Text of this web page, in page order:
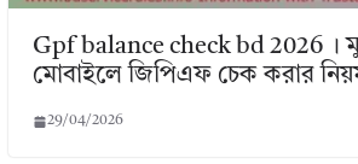
Gpf balance check bd 2026 ।
মোবাইলে জিপিএফ চেক করার
29/04/2026